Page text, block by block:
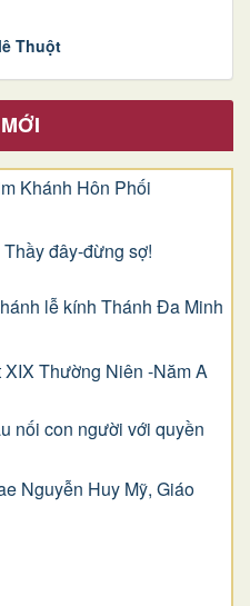
Thuột
Khánh Hôn Phối
đây-đừng sợ!
lễ kính Thánh Đa Minh
Thường Niên -Năm A
nối con người với quyền
Nguyễn Huy Mỹ, Giáo